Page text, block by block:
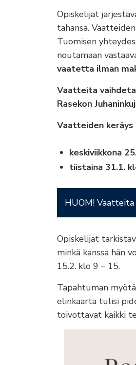
Opiskelijat
tahansa.
Tuomisen
noutamaan
vaatetta ilman
Vaatteita
Rasekon
Vaatteiden
keskiviikkona
tiistaina 31.1.
HUOM!
Opiskelijat
minkä kanssa hän
15.2. klo 9 – 15.
Tapahtuman
elinkaarta tulisi
toivottavat kaikki